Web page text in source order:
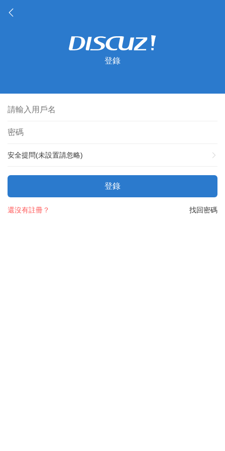
登錄
安全提問(未設置請忽略)
登錄
找回密碼
還沒有註冊？